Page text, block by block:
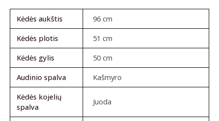
Kėdės aukštis
96 cm
Kėdės plotis
51 cm
Kėdės gylis
50 cm
Audinio spalva
Kašmyro
Kėdės kojelių
spalva
Juoda